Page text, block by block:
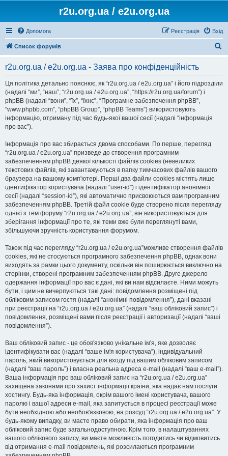
r2u.org.ua / e2u.org.ua
Допомога Вхід
Реєстрація
Список форумів
r2u.org.ua / e2u.org.ua - Заява про конфіденційність
Ця політика детально пояснює, як “r2u.org.ua / e2u.org.ua” і його підрозділи
(надалі “ми”, “наш”, “r2u.org.ua / e2u.org.ua”, “https://r2u.org.ua/forum”) і
phpBB (надалі “вони”, “їх”, “їхнє”, “Програмне забезпечення phpBB”,
“www.phpbb.com”, “phpBB Group”, “phpBB Teams”) використовують
інформацію, отриману під час будь-якої вашої сесії (надалі “інформація
про вас”).
Інформація про вас збирається двома способами. По перше, перегляд
“r2u.org.ua / e2u.org.ua” призведе до створення програмним
забезпеченням phpBB деякої кількості файлів cookies (невеликих
текстових файлів, які завантажуються в папку тимчасових файлів вашого
браузера на вашому комп'ютері. Перші два файли cookies містять лише
ідентифікатор користувача (надалі “user-id”) і ідентифікатор анонімної
сесії (надалі “session-id”), які автоматично присвоюються вам програмним
забезпеченням phpBB. Третій файл cookie буде створено після перегляду
однієї з тем форуму “r2u.org.ua / e2u.org.ua”, він використовується для
зберігання інформації про те, які теми вже були переглянуті вами,
збільшуючи зручність користування форумом.
Також під час перегляду “r2u.org.ua / e2u.org.ua”можливе створення файлів
cookies, які не стосуються програмного забезпечення phpBB, однак вони
виходять за рамки цього документу, оскільки він поширюється виключно на
сторінки, створені програмним забезпеченням phpBB. Друге джерело
одержання інформації про вас є дані, які ви нам відсилаєте. Ними можуть
бути, і цим не вичерпуються такі дані: повідомлення розміщені під
обліковим записом гостя (надалі “анонімні повідомлення”), дані вказані
при реєстрації на “r2u.org.ua / e2u.org.ua” (надалі “ваш обліковий запис”) і
повідомлення, розміщені вами після реєстрації і авторизації (надалі “ваші
повідомлення”).
Ваш обліковий запис - це обов'язково унікальне ім'я, яке дозволяє
ідентифікувати вас (надалі “ваше ім'я користувача”), індивідуальний
пароль, який використовується для входу під вашим обліковим записом
(надалі “ваш пароль”) і власна реальна адреса e-mail (надалі “ваш e-mail”).
Ваша інформація про ваш обліковий запис на “r2u.org.ua / e2u.org.ua”
захищена законами про захист інформації країни, яка надає нам послуги
хостингу. Будь-яка інформація, окрім вашого імені користувача, вашого
паролю і вашої адреси e-mail, яка запитується в процесі реєстрації може
бути необхідною або необов'язковою, на розсуд “r2u.org.ua / e2u.org.ua”. У
будь-якому випадку, ви маєте право обирати, яка інформація про ваш
обліковий запис буде загальнодоступною. Крім того, в налаштуваннях
вашого облікового запису, ви маєте можливість погодитись чи відмовитись
від отримання e-mail повідомлень, які розсилаються програмним